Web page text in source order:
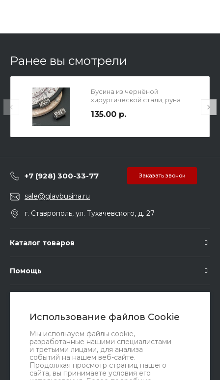
Использование файлов Cookie
Мы используем файлы cookie,
разработанные нашими специалистами
и третьими лицами, для анализа
событий на нашем веб-сайте.
Продолжая просмотр страниц нашего
сайта, вы принимаете условия его
Ранее вы смотрели
Бусина из чернёной
хирургической стали, руна
135.00 р.
+7 (928) 300-33-77 Заказать звонок
sale@glavbusina.ru
г. Ставрополь, ул. Тухачевского, д. 27
Каталог товаров
Помощь